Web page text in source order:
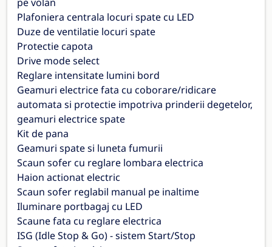
Plafoniera centrala locuri spate cu LED
Duze de ventilatie locuri spate
Protectie capota
Drive mode select
Reglare intensitate lumini bord
Geamuri electrice fata cu coborare/ridicare
automata si protectie impotriva prinderii degetelor,
geamuri electrice spate
Kit de pana
Geamuri spate si luneta fumurii
Scaun sofer cu reglare lombara electrica
Haion actionat electric
Scaun sofer reglabil manual pe inaltime
Iluminare portbagaj cu LED
Scaune fata cu reglare electrica
ISG (Idle Stop & Go) - sistem Start/Stop